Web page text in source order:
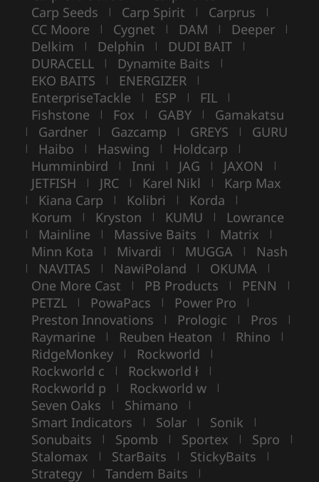
Carp Seeds | Carp Spirit | Carprus |
CC Moore | Cygnet | DAM | Deeper |
Delkim | Delphin | DUDI BAIT |
DURACELL | Dynamite Baits |
EKO BAITS | ENERGIZER |
EnterpriseTackle | ESP | FIL |
Fishstone | Fox | GABY | Gamakatsu
| Gardner | Gazcamp | GREYS | GURU
| Haibo | Haswing | Holdcarp |
Humminbird | Inni | JAG | JAXON |
JETFISH | JRC | Karel Nikl | Karp Max
| Kiana Carp | Kolibri | Korda |
Korum | Kryston | KUMU | Lowrance
| Mainline | Massive Baits | Matrix |
Minn Kota | Mivardi | MUGGA | Nash
| NAVITAS | NawiPoland | OKUMA |
One More Cast | PB Products | PENN |
PETZL | PowaPacs | Power Pro |
Preston Innovations | Prologic | Pros |
Raymarine | Reuben Heaton | Rhino |
RidgeMonkey | Rockworld |
Rockworld c | Rockworld ł |
Rockworld p | Rockworld w |
Seven Oaks | Shimano |
Smart Indicators | Solar | Sonik |
Sonubaits | Spomb | Sportex | Spro |
Stalomax | StarBaits | StickyBaits |
Strategy | Tandem Baits |